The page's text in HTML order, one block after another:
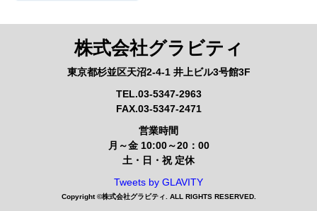
株式会社グラビティ
東京都杉並区天沼2-4-1 井上ビル3号館3F
TEL.03-5347-2963
FAX.03-5347-2471
営業時間
月～金 10:00～20：00
土・日・祝 定休
Tweets by GLAVITY
Copyright ©株式会社グラビティ . ALL RIGHTS RESERVED.